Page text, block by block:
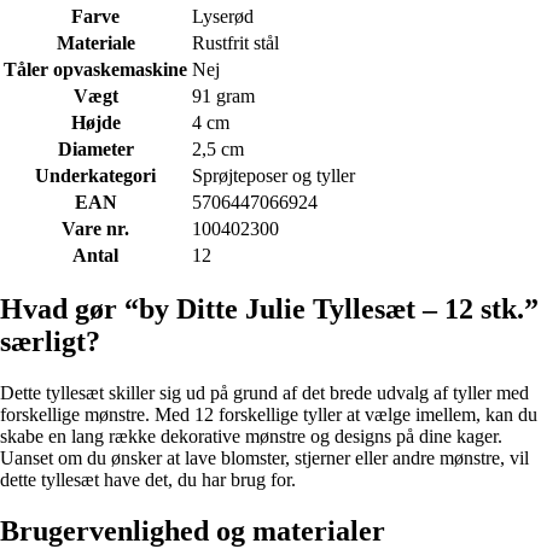
Farve
Lyserød
Materiale
Rustfrit stål
Tåler opvaskemaskine Nej
Vægt
91 gram
Højde
4 cm
Diameter
2,5 cm
Underkategori
Sprøjteposer og tyller
EAN
5706447066924
Vare nr.
100402300
Antal
12
Hvad gør “by Ditte Julie Tyllesæt – 12 stk.”
særligt?
Dette tyllesæt skiller sig ud på grund af det brede udvalg af tyller med
forskellige mønstre. Med 12 forskellige tyller at vælge imellem, kan du
skabe en lang række dekorative mønstre og designs på dine kager.
Uanset om du ønsker at lave blomster, stjerner eller andre mønstre, vil
dette tyllesæt have det, du har brug for.
Brugervenlighed og materialer